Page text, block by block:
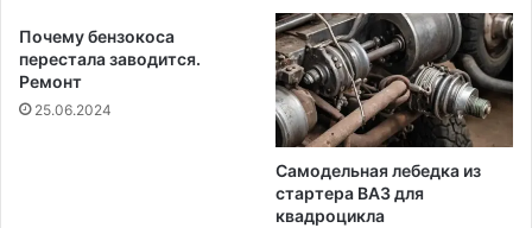
Почему бензокоса
перестала заводится.
Ремонт
25.06.2024
Самодельная лебедка из
стартера ВАЗ для
квадроцикла